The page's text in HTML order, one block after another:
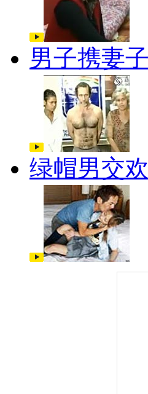
男子携妻
绿帽男交